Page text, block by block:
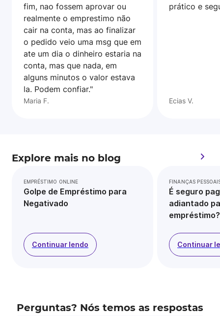
fim, nao fossem aprovar ou
realmente o emprestimo não
cair na conta, mas ao finalizar
o pedido veio uma msg que em
ate um dia o dinheiro estaria na
conta, mas que nada, em
alguns minutos o valor estava
la. Podem confiar."
Maria F.
prático e
Ecias V.
Explore mais no blog
EMPRÉSTIMO ONLINE
Golpe de Empréstimo para
Negativado
Continuar lendo
FINANÇAS
É seguro
adiantado
empréstimo?
Continuar
Perguntas? Nós temos as respostas